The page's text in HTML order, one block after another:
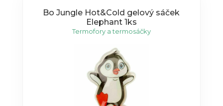
Bo Jungle Hot&Cold gelový sáček
Elephant 1ks
Termofory a termosáčky